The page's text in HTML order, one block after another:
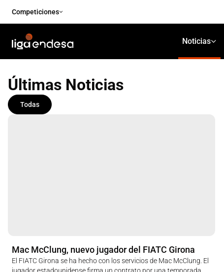
Competiciones
Noticias
Últimas Noticias
Todas
Mac McClung, nuevo jugador del FIATC Girona
El FIATC Girona se ha hecho con los servicios de Mac McClung. El